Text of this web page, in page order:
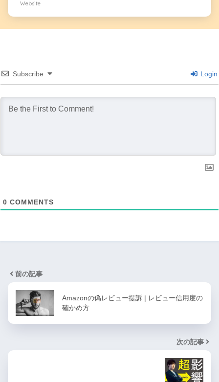
Website
Subscribe Login
0 COMMENTS
前の記事
Amazonの偽レビュー提訴 | レビュー信用度の
確かめ方
次の記事